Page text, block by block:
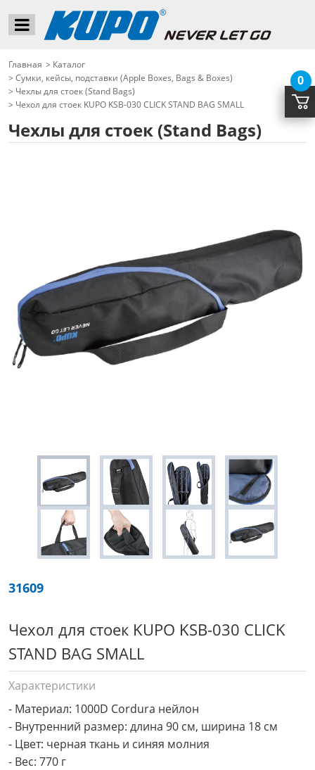
Главная > Каталог
> Сумки, кейсы, подставки (Apple Boxes, Bags & Boxes)
> Чехлы для стоек (Stand Bags)
> Чехол для стоек KUPO KSB-030 CLICK STAND BAG SMALL
Чехлы для стоек (Stand Bags)
31609
Чехол для стоек KUPO KSB-030 CLICK
STAND BAG SMALL
Характеристики
- Материал: 1000D Cordura нейлон
- Внутренний размер: длина 90 см, ширина 18 см
- Цвет: черная ткань и синяя молния
- Вес: 770 г
0